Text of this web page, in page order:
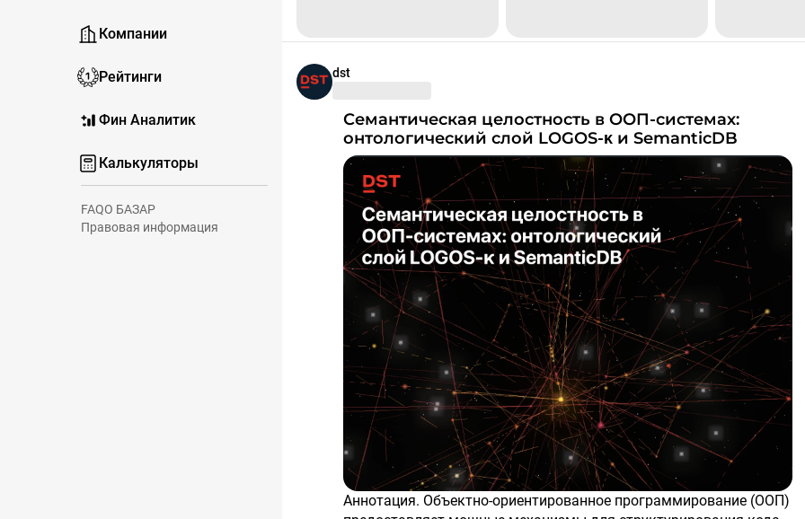
Компании
Рейтинги
Фин Аналитик
Калькуляторы
FAQО БАЗАР
Правовая информация
dst
Семантическая целостность в ООП-системах:
онтологический слой LOGOS-κ и SemanticDB
Аннотация. Объектно-ориентированное программирование (ООП)